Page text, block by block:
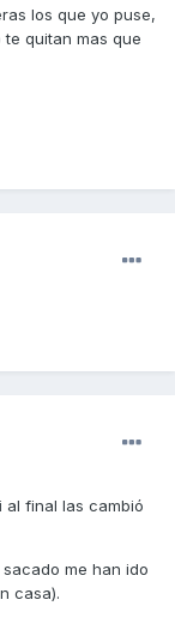
los que yo puse,
te quitan mas que
al final las cambió
me han ido
casa).